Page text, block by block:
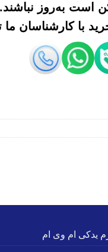
به‌روز نباشند.
با کارشناسان ما
یدکی ام وی ام